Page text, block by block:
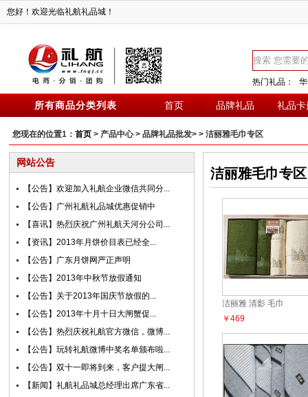
您好！欢迎光临礼航礼品城！
热门礼品：
所有商品分类列表 首页 品牌礼品 礼品卡
您现在的位置1： 首页 > 产品中心 > 品牌礼品批发> > 洁丽雅毛巾专区
网站公告
【公告】欢迎加入礼航企业微信共同分...
【公告】广州礼航礼品城优惠促销中
【喜讯】热烈庆祝广州礼航天河分公司...
【资讯】2013年月饼价目表已经全...
【公告】广东月饼网严正声明
【公告】2013年中秋节放假通知
【公告】关于2013年国庆节放假的...
【公告】2013年十月十日大闸蟹促...
【公告】热烈庆祝礼航官方微信，微博...
【公告】玩转礼航微博中奖名单颁布啦...
【公告】双十一即将到来，客户提大闸...
【新闻】礼航礼品城总经理出席广东省...
洁丽雅毛巾专区
洁丽雅 清影 毛巾
￥469